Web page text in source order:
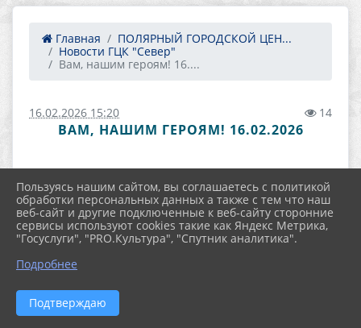
Главная
ПОЛЯРНЫЙ ГОРОДСКОЙ ЦЕН...
Новости ГЦК "Север"
Вам, нашим героям! 16....
16.02.2026 15:20 14
ВАМ, НАШИМ ГЕРОЯМ! 16.02.2026
Пользуясь нашим сайтом, вы соглашаетесь с политикой
обработки персональных данных а также с тем что наш
веб-сайт и другие подключенные к веб-сайту сторонние
сервисы используют cookies такие как Яндекс Метрика,
"Госуслуги", "PRO.Культура", "Спутник аналитика".
Подробнее
Подтверждаю